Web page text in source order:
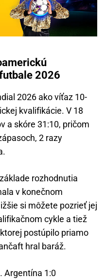
2026
2026 ako víťaz 10-
kvalifikácie. V 18
a skóre 31:10, pričom
2 razy
rozhodnutia
v konečnom
si môžete pozrieť jej
cykle a tiež
postúpilo priamo
hral baráž.
Argentína 1:0